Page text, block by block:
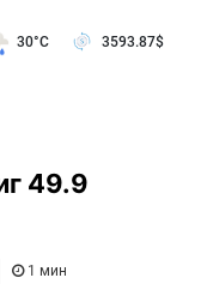
30°C 3593.87$
49.9
1 мин